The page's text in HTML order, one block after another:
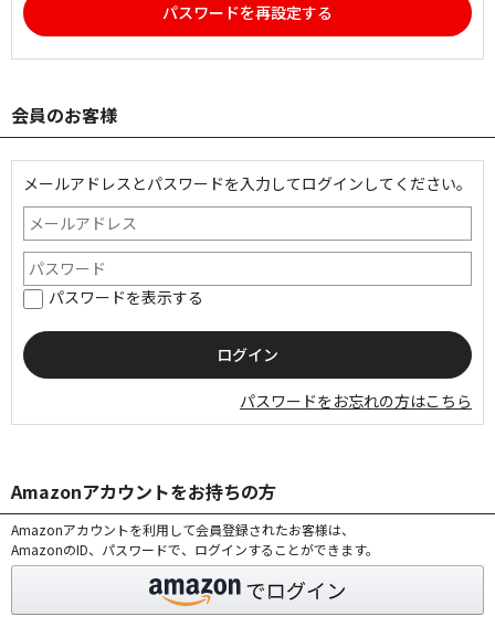
パスワードを再設定する
会員のお客様
メールアドレスとパスワードを入力してログインしてください。
パスワードを表示する
パスワードをお忘れの方はこちら
Amazonアカウントをお持ちの方
Amazonアカウントを利用して会員登録されたお客様は、
AmazonのID、パスワードで、ログインすることができます。